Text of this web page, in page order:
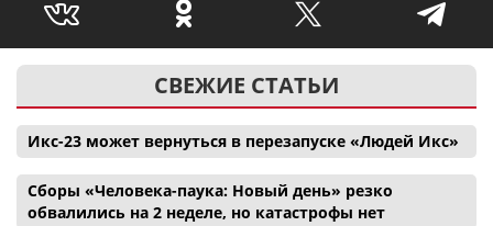
СВЕЖИЕ СТАТЬИ
Икс-23 может вернуться в перезапуске «Людей Икс»
Сборы «Человека-паука: Новый день» резко
обвалились на 2 неделе, но катастрофы нет